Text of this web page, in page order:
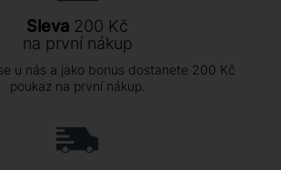
Sleva 200 Kč
na první nákup
u nás a jako bonus dostanete 200 Kč
poukaz na první nákup.